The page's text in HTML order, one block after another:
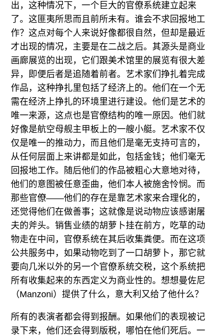
出，这种情况下，一个巨大的官僚系统建立起来
了。这匪夷所思而且前所未有。谁会不求回报地工
作？这点对每个人来说好像都很自然，但却是最近
才出现的情况，主要是在二战之后。其源头是商业
画廊展览的出现，它们跟美术馆里的展览有很大差
异，即便后者是追随着前者。艺术家们挣扎着完成
作品，这种挣扎里包括了经济上的。他们在一个无
需在经济上挣扎的环境里进行建设。他们是艺术的
唯一来源，这点也是官僚结构的唯一原因。他们就
好像是航空母舰主甲板上的一艘小艇。艺术家不仅
仅是唯一的推动力，而且他们是毫无支持可言的，
从任何层面上来讲都是如此，包括金钱；他们毫无
回报地工作。随后他们的作品被粗心大意地对待，
他们的意图被任意歪曲，他们本人被施舍怜悯。而
那些官僚——他们的存在是靠艺术家来合理化的，
还觉得他们在做善事；这就像是说动物应该感谢屠
夫的斧头。销售业绩的胡萝卜挂在前方，吃草的动
物走在中间，官僚系统在其后收集粪便。而在这项
公共服务中，如果动物吃到了一口胡萝卜，那它就
要向几米以外的另一个官僚系统交税，这个系统把
所有收集起来的东西定义为商业性的。想想曼佐尼
（Manzoni）提供了什么，意大利又给了他什么？
所有的表演者都会得到报酬。如果他们的表现被记
录下来，他们还会得到版税，哪怕在他们死后。一